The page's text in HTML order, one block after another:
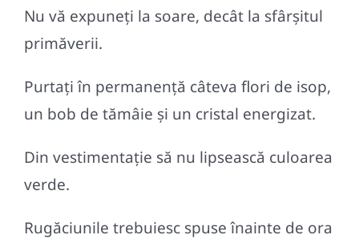
Nu vă expuneți la soare, decât la sfârșitul
primăverii.
Purtați în permanență câteva flori de isop,
un bob de tămâie și un cristal energizat.
Din vestimentație să nu lipsească culoarea
verde.
Rugăciunile trebuiesc spuse înainte de ora